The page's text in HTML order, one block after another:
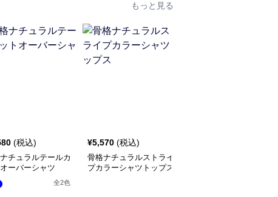
もっと見る
(税込)
チュラルテールカ
ーバーシャツ
全2色
¥5,570 (税込)
骨格ナチュラルストライ
プカラーシャツトップス